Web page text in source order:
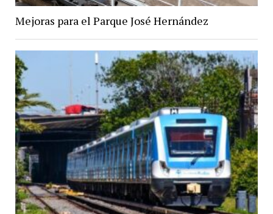
Mejoras para el Parque José Hernández